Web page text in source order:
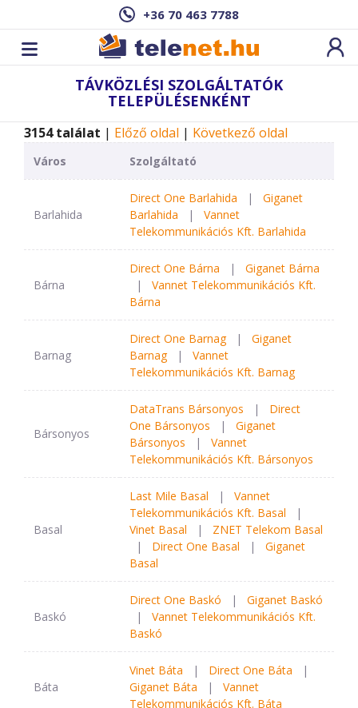
+36 70 463 7788
TÁVKÖZLÉSI SZOLGÁLTATÓK
TELEPÜLÉSENKÉNT
3154 találat | Előző oldal | Következő oldal
Város Szolgáltató
Barlahida
Direct One Barlahida | Giganet
Barlahida
| Vannet
Telekommunikációs Kft. Barlahida
Bárna
Direct One Bárna | Giganet Bárna
| Vannet Telekommunikációs Kft.
Bárna
Barnag
Direct One Barnag | Giganet
Barnag
| Vannet
Telekommunikációs Kft. Barnag
Bársonyos
DataTrans Bársonyos | Direct
One Bársonyos
| Giganet
Bársonyos
| Vannet
Telekommunikációs Kft. Bársonyos
Basal
Last Mile Basal | Vannet
Telekommunikációs Kft. Basal
|
Vinet Basal
| ZNET Telekom Basal
| Direct One Basal | Giganet
Basal
Baskó
Direct One Baskó | Giganet Baskó
| Vannet Telekommunikációs Kft.
Baskó
Báta
Vinet Báta | Direct One Báta
|
Giganet Báta
| Vannet
Telekommunikációs Kft. Báta